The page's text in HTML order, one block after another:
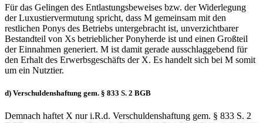
Für das Gelingen des Entlastungsbeweises bzw. der Widerlegung
der Luxustiervermutung spricht, dass M gemeinsam mit den
restlichen Ponys des Betriebs untergebracht ist, unverzichtbarer
Bestandteil von Xs betrieblicher Ponyherde ist und einen Großteil
der Einnahmen generiert. M ist damit gerade ausschlaggebend für
den Erhalt des Erwerbsgeschäfts der X. Es handelt sich bei M somit
um ein Nutztier.
d) Verschuldenshaftung gem. § 833 S. 2 BGB
Demnach haftet X nur i.R.d. Verschuldenshaftung gem. § 833 S. 2